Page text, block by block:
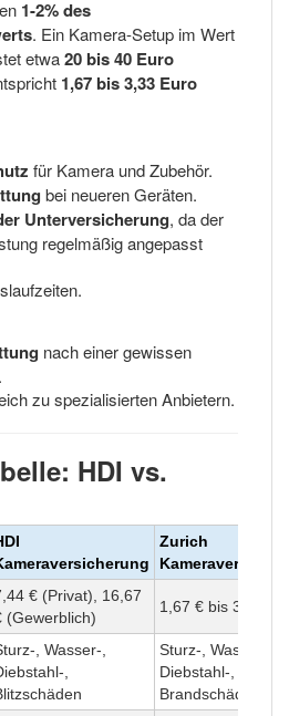
1-2% des
. Ein Kamera-Setup im Wert
etwa20 bis 40 Euro
1,67 bis 3,33 Euro
für Kamera und Zubehör.
bei neueren Geräten.
Unterversicherung, da der
regelmäßig angepasst
nach einer gewissen
zu spezialisierten Anbietern.
HDI vs.
Zurich
€ (Privat), 16,67
(Gewerblich)
1,67 € bis 3,33 €
, Wasser-,
,
Sturz-, Wasser-,
Diebstahl-,
Brandschäden